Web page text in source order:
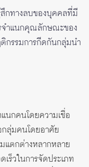
กทางลบของบุคคลที่มี
จำแนกคุณลักษณะของ
กรรมการกีดกันกลุ่มนำ
นกคนโดยความเชื่อ
กลุ่มคนโดยอาศัย
แตกต่างหลากหลาย
ร็วในการจัดประเภท